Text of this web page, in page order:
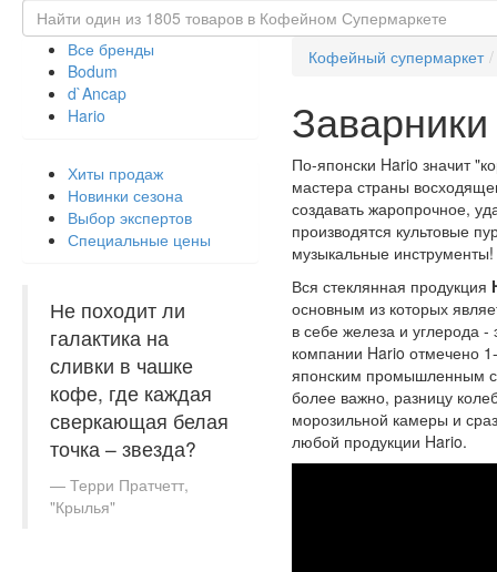
Все бренды
Bodum
d`Ancap
Hario
Хиты продаж
Новинки сезона
Выбор экспертов
Специальные цены
Не походит ли
галактика на
сливки в чашке
кофе, где каждая
сверкающая белая
точка – звезда?
Терри Пратчетт,
"Крылья"
Кофейный супермаркет
По-японски Hario значит
мастера страны
создавать жаропрочное,
производятся культовые
музыкальные инструменты!
Вся стеклянная продукция
основным из которых
в себе железа и углерода -
компании Hario отмечено
японским промышленным
более важно, разницу
морозильной камеры и
любой продукции Hario.